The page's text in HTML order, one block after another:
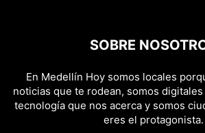
SOBRE
En Medellín Hoy somos locales
noticias que te rodean, somos
tecnología que nos acerca y somos
eres el protagonista.